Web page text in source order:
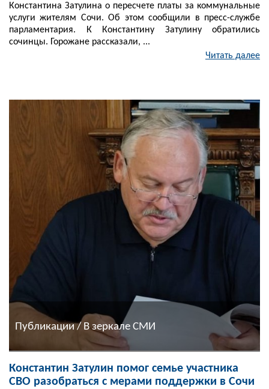
Константина Затулина о пересчете платы за коммунальные
услуги жителям Сочи. Об этом сообщили в пресс-службе
парламентария. К Константину Затулину обратились
сочинцы. Горожане рассказали, ...
Читать далее
Публикации / В зеркале СМИ
Константин Затулин помог семье участника
СВО разобраться с мерами поддержки в Сочи